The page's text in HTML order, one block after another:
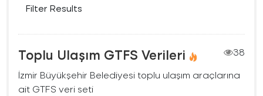
Filter Results
Toplu Ulaşım GTFS Verileri
38
İzmir Büyükşehir Belediyesi toplu ulaşım araçlarına
ait GTFS veri seti